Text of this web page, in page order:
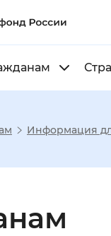
:
Информация